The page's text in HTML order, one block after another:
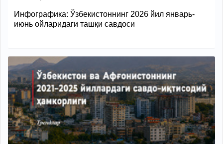
Инфографика: Ўзбекистоннинг 2026 йил январь-
июнь ойларидаги ташқи савдоси